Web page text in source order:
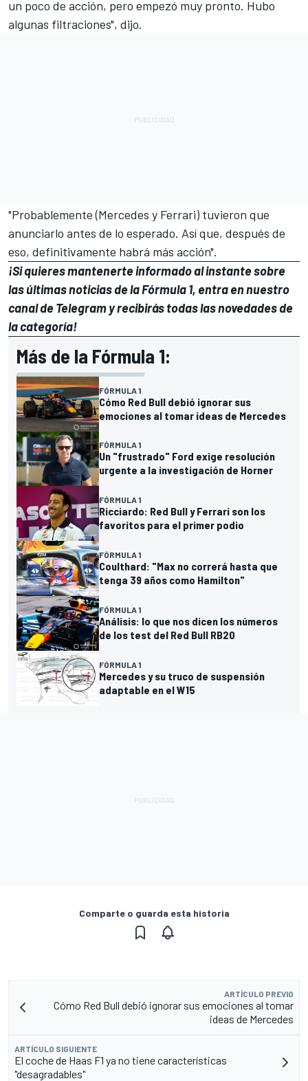
un poco de acción, pero empezó muy pronto. Hubo
algunas filtraciones", dijo.
"Probablemente (Mercedes y Ferrari) tuvieron que
anunciarlo antes de lo esperado. Así que, después de
eso, definitivamente habrá más acción".
¡Si quieres mantenerte informado al instante sobre
las últimas noticias de la Fórmula 1, entra ennuestro
canal de Telegramy recibirás todas las novedades de
la categoría!
Más de la Fórmula 1:
FÓRMULA 1
Cómo Red Bull debió ignorar sus
emociones al tomar ideas de Mercedes
FÓRMULA 1
Un "frustrado" Ford exige resolución
urgente a la investigación de Horner
FÓRMULA 1
Ricciardo: Red Bull y Ferrari son los
favoritos para el primer podio
FÓRMULA 1
Coulthard: "Max no correrá hasta que
tenga 39 años como Hamilton"
FÓRMULA 1
Análisis: lo que nos dicen los números
de los test del Red Bull RB20
FÓRMULA 1
Mercedes y su truco de suspensión
adaptable en el W15
Comparte o guarda esta historia
ARTÍCULO PREVIO
Cómo Red Bull debió ignorar sus emociones al tomar
ideas de Mercedes
ARTÍCULO SIGUIENTE
El coche de Haas F1 ya no tiene características
"desagradables"